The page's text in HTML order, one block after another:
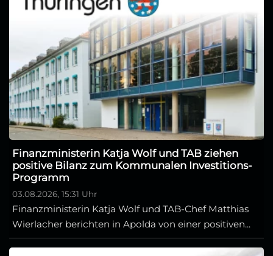
Finanzministerin Katja Wolf und TAB ziehen
positive Bilanz zum Kommunalen Investitions-
Programm
03.08.2026, 15:31 Uhr
Finanzministerin Katja Wolf und TAB-Chef Matthias
Wierlacher berichten in Apolda von einer positiven...